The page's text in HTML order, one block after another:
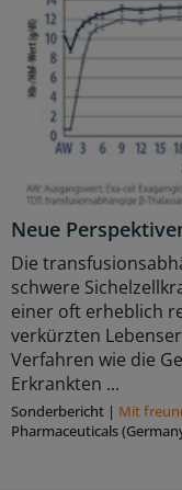
Neue
Die
schwere
einer oft erheblich
verkürzten
Verfahren wie die
Erkrankten ...
Sonderbericht | Mit
Pharmaceuticals